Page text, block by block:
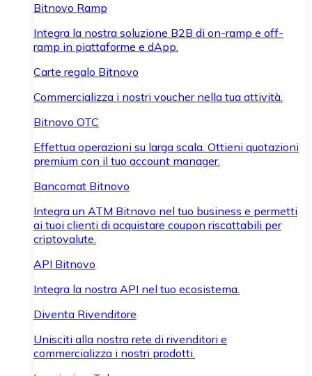
Bitnovo Ramp
Integra la nostra soluzione B2B di on-ramp e off-
ramp in piattaforme e dApp.
Carte regalo Bitnovo
Commercializza i nostri voucher nella tua attività.
Bitnovo OTC
Effettua operazioni su larga scala. Ottieni quotazioni
premium con il tuo account manager.
Bancomat Bitnovo
Integra un ATM Bitnovo nel tuo business e permetti
ai tuoi clienti di acquistare coupon riscattabili per
criptovalute.
API Bitnovo
Integra la nostra API nel tuo ecosistema.
Diventa Rivenditore
Unisciti alla nostra rete di rivenditori e
commercializza i nostri prodotti.